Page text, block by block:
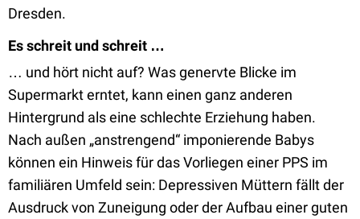
Dresden.
Es schreit und schreit …
… und hört nicht auf? Was genervte Blicke im
Supermarkt erntet, kann einen ganz anderen
Hintergrund als eine schlechte Erziehung haben.
Nach außen „anstrengend“ imponierende Babys
können ein Hinweis für das Vorliegen einer PPS im
familiären Umfeld sein: Depressiven Müttern fällt der
Ausdruck von Zuneigung oder der Aufbau einer guten